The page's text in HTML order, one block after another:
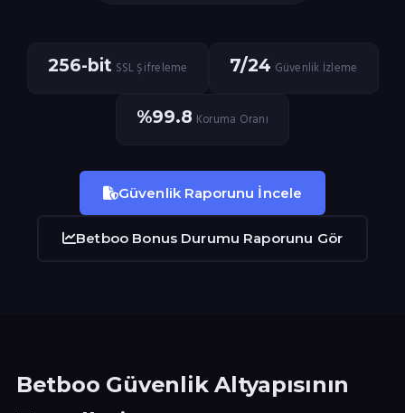
256-bit SSL Şifreleme 7/24 Güvenlik İzleme
%99.8 Koruma Oranı
Güvenlik Raporunu İncele
Betboo Bonus Durumu Raporunu Gör
Betboo Güvenlik Altyapısının